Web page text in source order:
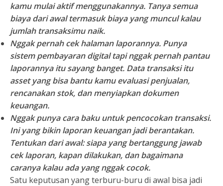
kamu mulai aktif menggunakannya. Tanya semua
biaya dari awal termasuk biaya yang muncul kalau
jumlah transaksimu naik.
Nggak pernah cek halaman laporannya. Punya
sistem pembayaran digital tapi nggak pernah pantau
laporannya itu sayang banget. Data transaksi itu
asset yang bisa bantu kamu evaluasi penjualan,
rencanakan stok, dan menyiapkan dokumen
keuangan.
Nggak punya cara baku untuk pencocokan transaksi.
Ini yang bikin laporan keuangan jadi berantakan.
Tentukan dari awal: siapa yang bertanggung jawab
cek laporan, kapan dilakukan, dan bagaimana
caranya kalau ada yang nggak cocok.
Satu keputusan yang terburu-buru di awal bisa jadi